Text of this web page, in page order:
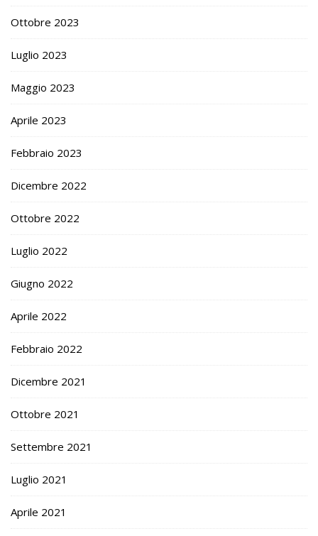
Ottobre 2023
Luglio 2023
Maggio 2023
Aprile 2023
Febbraio 2023
Dicembre 2022
Ottobre 2022
Luglio 2022
Giugno 2022
Aprile 2022
Febbraio 2022
Dicembre 2021
Ottobre 2021
Settembre 2021
Luglio 2021
Aprile 2021